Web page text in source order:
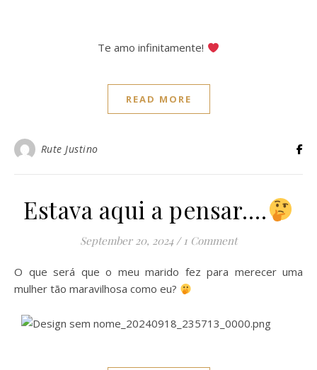
Te amo infinitamente!
READ MORE
Rute Justino
Estava aqui a pensar….
September 20, 2024 / 1 Comment
O que será que o meu marido fez para merecer uma
mulher tão maravilhosa como eu?